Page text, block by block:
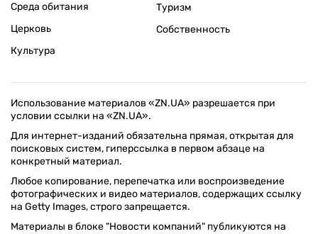
Среда обитания
Церковь
Культура
Туризм
Собственность
Использование материалов «ZN.UA» разрешается при
условии ссылки на «ZN.UA».
Для интернет-изданий обязательна прямая, открытая для
поисковых систем, гиперссылка в первом абзаце на
конкретный материал.
Любое копирование, перепечатка или воспроизведение
фотографических и видео материалов, содержащих ссылку
на Getty Images, строго запрещается.
Материалы в блоке "Новости компаний" публикуются на